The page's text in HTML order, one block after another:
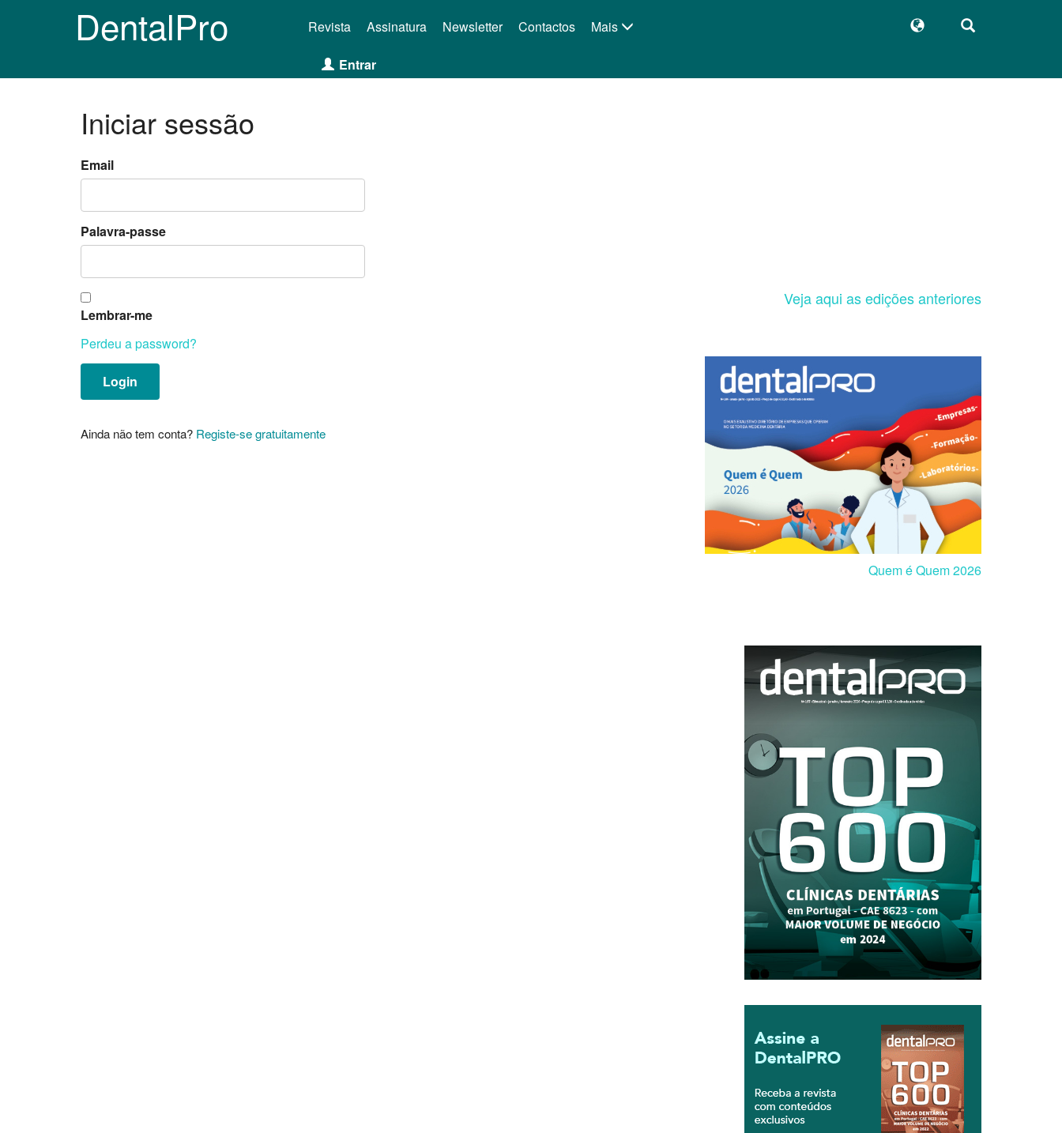
DentalPro Mais
Revista Assinatura Newsletter Contactos
Entrar
Iniciar sessão
Email
Palavra-passe
Lembrar-me
Perdeu a password?
Ainda não tem conta? Registe-se gratuitamente
Veja aqui as edições anteriores
Quem é Quem 2026